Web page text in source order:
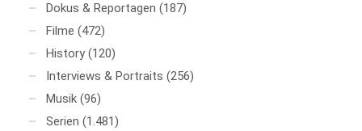
Dokus & Reportagen (187)
Filme (472)
History (120)
Interviews & Portraits (256)
Musik (96)
Serien (1.481)